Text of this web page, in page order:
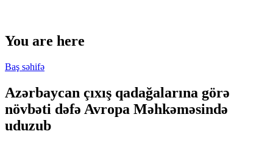
You are here
Baş səhifə
Azərbaycan çıxış qadağalarına görə
növbəti dəfə Avropa Məhkəməsində
uduzub